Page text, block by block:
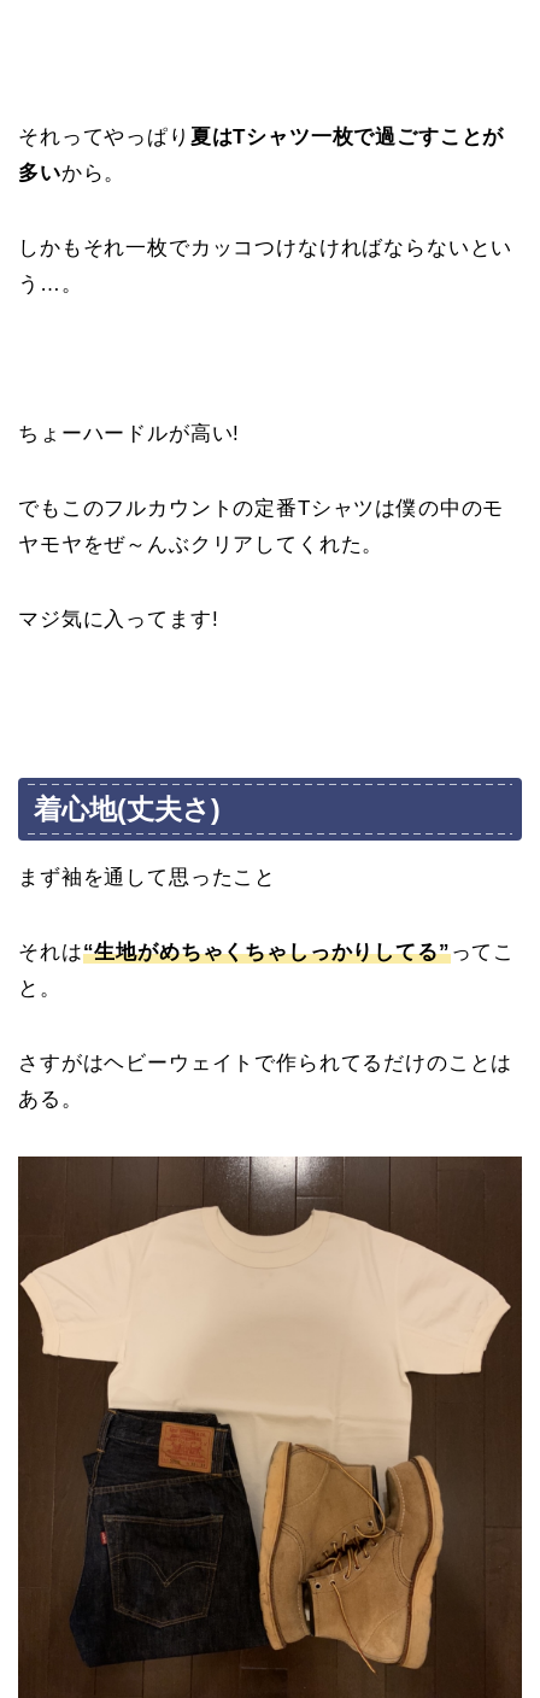
それってやっぱり 夏はTシャツ一枚で過ごすことが
多いから。
しかもそれ一枚でカッコつけなければならないとい
う…。
ちょーハードルが高い!
でもこのフルカウントの定番Tシャツは僕の中のモ
ヤモヤをぜ～んぶクリアしてくれた。
マジ気に入ってます!
着心地(丈夫さ)
まず袖を通して思ったこと
それは“生地がめちゃくちゃしっかりしてる”ってこ
と。
さすがはヘビーウェイトで作られてるだけのことは
ある。